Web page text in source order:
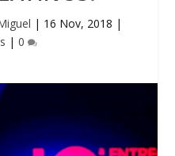
| 16 Nov, 2018 |
| 0